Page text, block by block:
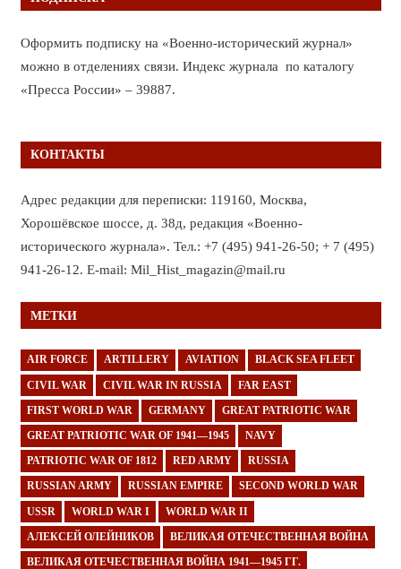
Оформить подписку на «Военно-исторический журнал»
можно в отделениях связи. Индекс журнала по каталогу
«Пресса России» – 39887.
КОНТАКТЫ
Адрес редакции для переписки: 119160, Москва,
Хорошёвское шоссе, д. 38д, редакция «Военно-
исторического журнала». Тел.: +7 (495) 941-26-50; + 7 (495)
941-26-12. E-mail: Mil_Hist_magazin@mail.ru
МЕТКИ
AIR FORCE ARTILLERY AVIATION BLACK SEA FLEET
CIVIL WAR CIVIL WAR IN RUSSIA FAR EAST
FIRST WORLD WAR GERMANY GREAT PATRIOTIC WAR
GREAT PATRIOTIC WAR OF 1941—1945 NAVY
PATRIOTIC WAR OF 1812 RED ARMY RUSSIA
RUSSIAN ARMY RUSSIAN EMPIRE SECOND WORLD WAR
USSR WORLD WAR I WORLD WAR II
АЛЕКСЕЙ ОЛЕЙНИКОВ ВЕЛИКАЯ ОТЕЧЕСТВЕННАЯ ВОЙНА
ВЕЛИКАЯ ОТЕЧЕСТВЕННАЯ ВОЙНА 1941—1945 ГГ.